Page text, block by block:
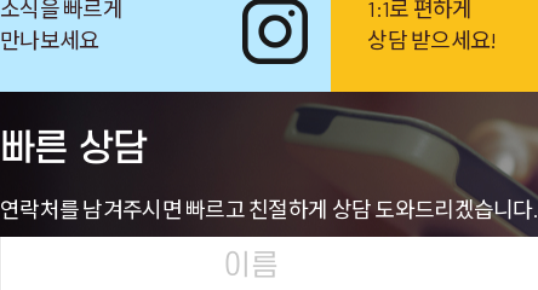
소식을 빠르게
만나보세요
1:1로 편하게
상담 받으세요!
빠른 상담
연락처를 남겨주시면 빠르고 친절하게 상담 도와드리겠습니다.